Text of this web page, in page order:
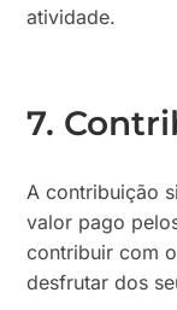
atividade.
7.
A contribuição
valor pago
contribuir com
desfrutar dos